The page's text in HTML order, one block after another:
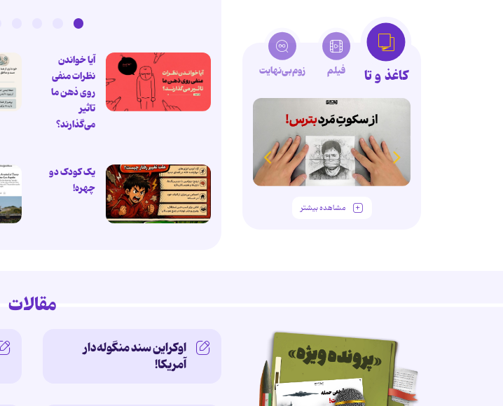
آیا خواندن
نظرات منفی
روی ذهن ما
تاثیر
می‌گذارند؟
یک کودک دو
چهره!
کاغذ و تا فیلم زوم‌بی‌نهایت
مشاهده بیشتر
مقالات
اوکراین سند منگوله‌دار
آمریکا!